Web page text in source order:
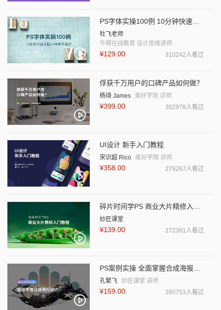
杜飞老师
牛啊在线教育 设计思维讲师
¥129.00 310242人看过
俘获千万用户的口碑产品如何做？
杨琦 James 美好学院 讲师
¥399.00 302978人看过
UI设计 新手入门教程
宋识超 Rico 美好学院 讲师
¥358.00 279267人看过
妙匠课堂
¥139.00 272391人看过
孔繁飞 妙匠课堂 讲师
¥159.00 260753人看过